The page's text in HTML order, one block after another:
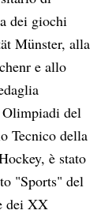
dei giochi
Münster, alla
e allo
del
Tecnico della
è stato
"Sports" del
dei XX